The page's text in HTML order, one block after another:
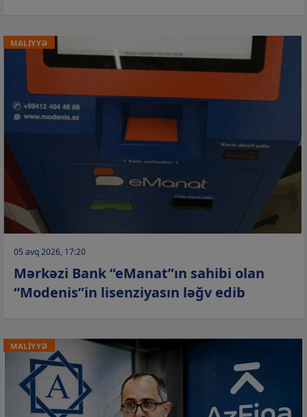
MALİYYƏ
05 avq 2026, 17:20
Mərkəzi Bank “eManat”ın sahibi olan
“Modenis”in lisenziyasın ləğv edib
MALİYYƏ